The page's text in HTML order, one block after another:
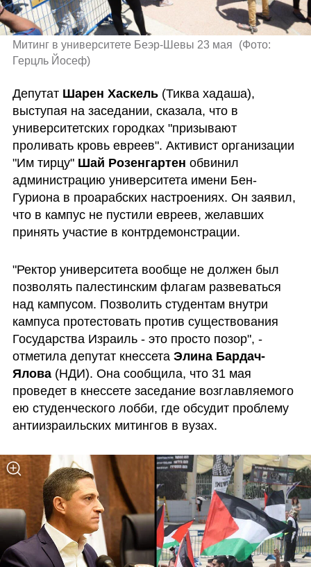
Митинг в университете Беэр-Шевы 23 мая (Фото:
Герцль Йосеф)
Депутат Шарен Хаскель (Тиква хадаша),
выступая на заседании, сказала, что в
университетских городках "призывают
проливать кровь евреев". Активист организации
"Им тирцу" Шай Розенгартен обвинил
администрацию университета имени Бен-
Гуриона в проарабских настроениях. Он заявил,
что в кампус не пустили евреев, желавших
принять участие в контрдемонстрации.
"Ректор университета вообще не должен был
позволять палестинским флагам развеваться
над кампусом. Позволить студентам внутри
кампуса протестовать против существования
Государства Израиль - это просто позор", -
отметила депутат кнессета Элина Бардач-
Ялова (НДИ). Она сообщила, что 31 мая
проведет в кнессете заседание возглавляемого
ею студенческого лобби, где обсудит проблему
антиизраильских митингов в вузах.